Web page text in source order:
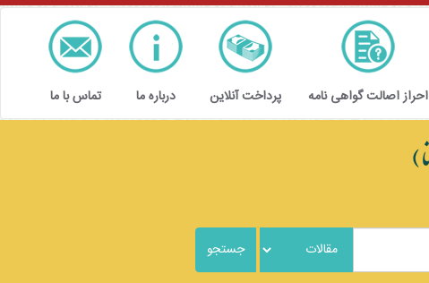
احراز اصالت گواهی نامه پرداخت آنلاین درباره ما تماس با ما